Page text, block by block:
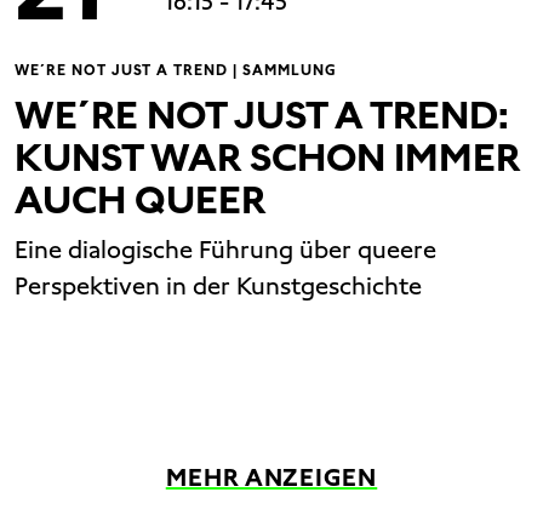
WE´RE NOT JUST A TREND | SAMMLUNG
WE´RE NOT JUST A TREND:
KUNST WAR SCHON IMMER
AUCH QUEER
Eine dialogische Führung über queere
Perspektiven in der Kunstgeschichte
MEHR ANZEIGEN